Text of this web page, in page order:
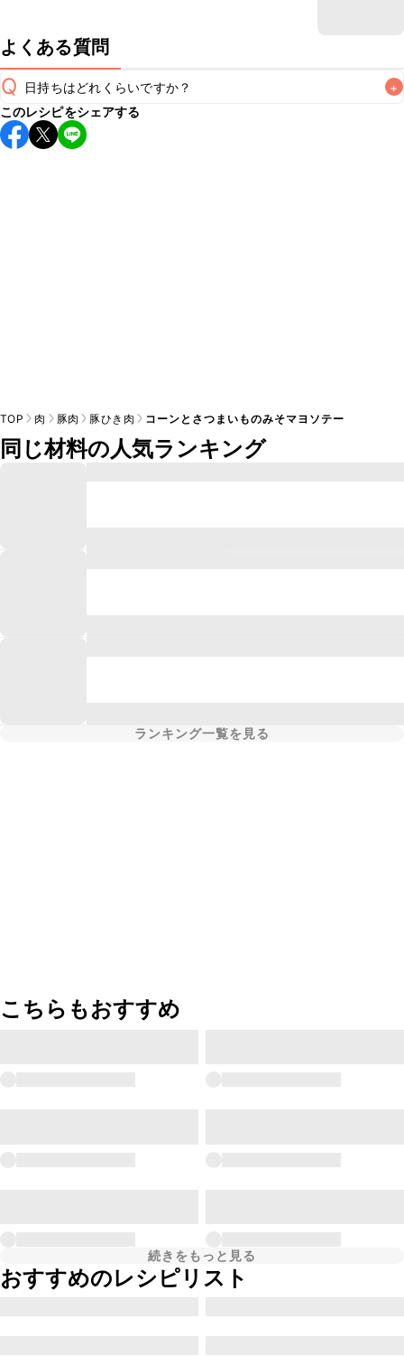
よくある質問
Q 日持ちはどれくらいですか？ +
保存期間は冷蔵で翌日中が目安です。なるべくお早めにお召
し上がりください。
このレシピをシェアする
TOP 肉 豚肉 豚ひき肉 コーンとさつまいものみそマヨソテー
同じ材料の人気ランキング
ランキング一覧を見る
こちらもおすすめ
続きをもっと見る
おすすめのレシピリスト